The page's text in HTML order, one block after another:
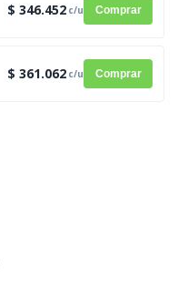
$ 346.452 c/u Comprar
$ 361.062 c/u Comprar